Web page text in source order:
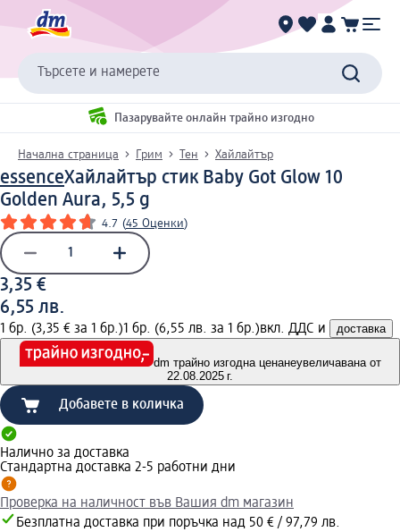
Търсете и намерете
Пазарувайте онлайн трайно изгодно
Начална страница Грим Тен Хайлайтър
essenceХайлайтър стик Baby Got Glow 10
Golden Aura, 5,5 g
4.7 (45 Оценки)
3,35 €
6,55 лв.
1 бр. (3,35 € за 1 бр.)1 бр. (6,55 лв. за 1 бр.)вкл. ДДС и доставка
dm трайно изгодна ценанеувеличавана от
22.08.2025 г.
Добавете в количка
Налично за доставка
Стандартна доставка 2-5 работни дни
Проверка на наличност във Вашия dm магазин
Безплатна доставка при поръчка над 50 € / 97,79 лв.